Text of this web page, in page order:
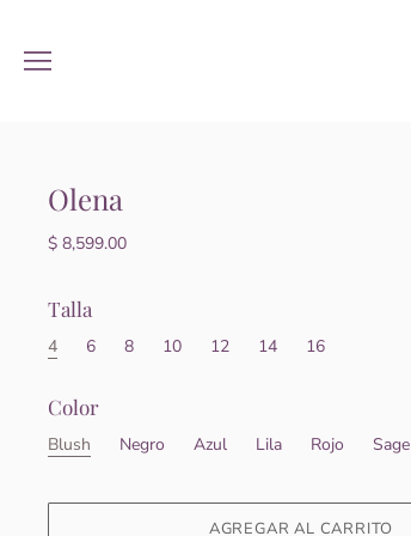
Olena
$ 8,599.00
Talla
4 6 8 10 12 14 16
Color
Blush Negro Azul Lila Rojo Sage